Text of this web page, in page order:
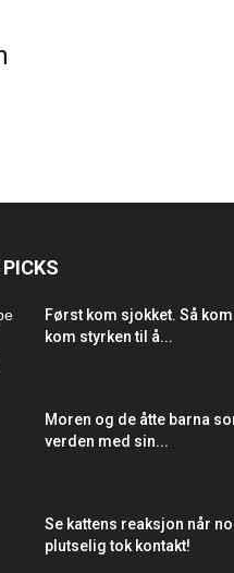
Først kom sjokket. Så
kom styrken til å...
Moren og de åtte barna
verden med sin...
Se kattens reaksjon når
plutselig tok kontakt!